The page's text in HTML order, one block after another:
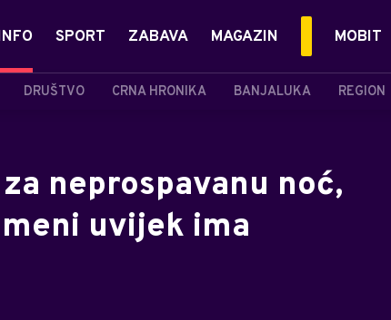
DRUŠTVO CRNA HRONIKA BANJALUKA REGION
SPORT ZABAVA MAGAZIN MOBIT
neprospavanu noć,
uvijek ima